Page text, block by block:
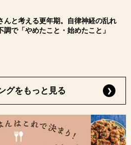
んと考える更年期。自律神経の乱れ
調で「やめたこと・始めたこと」
グをもっと見る